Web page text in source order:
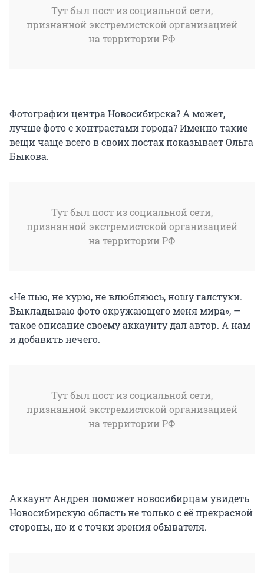
Тут был пост из социальной сети,
признанной экстремистской организацией
на территории РФ
Фотографии центра Новосибирска? А может,
лучше фото с контрастами города? Именно такие
вещи чаще всего в своих постах показывает Ольга
Быкова.
Тут был пост из социальной сети,
признанной экстремистской организацией
на территории РФ
«Не пью, не курю, не влюбляюсь, ношу галстуки.
Выкладываю фото окружающего меня мира», —
такое описание своему аккаунту дал автор. А нам
и добавить нечего.
Тут был пост из социальной сети,
признанной экстремистской организацией
на территории РФ
Аккаунт Андрея поможет новосибирцам увидеть
Новосибирскую область не только с её прекрасной
стороны, но и с точки зрения обывателя.